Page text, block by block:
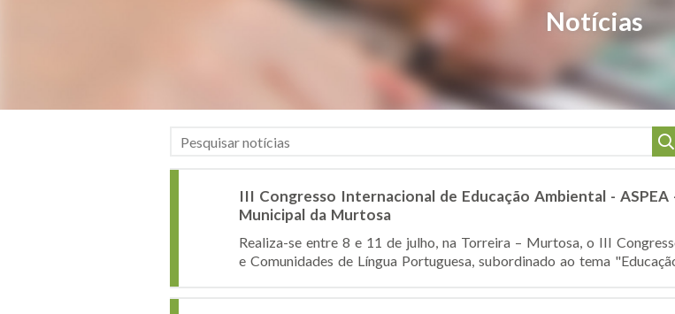
Notícias
III Congresso Internacional de Educação Ambiental -
Municipal da Murtosa
Realiza-se entre 8 e 11 de julho, na Torreira – Murtosa, o III
e Comunidades de Língua Portuguesa, subordinado ao tema